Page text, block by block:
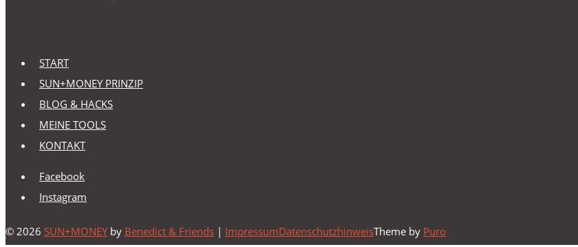
START
SUN+MONEY PRINZIP
BLOG & HACKS
MEINE TOOLS
KONTAKT
Facebook
Instagram
© 2026 SUN+MONEYby Benedict & Friends | ImpressumDatenschutzhinweisTheme by Puro